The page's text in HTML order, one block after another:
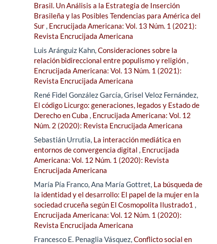
Brasil. Un Análisis a la Estrategia de Inserción
Brasileña y las Posibles Tendencias para América del
Sur, Encrucijada Americana: Vol. 13 Núm. 1 (2021):
Revista Encrucijada Americana
Luis Aránguiz Kahn,Consideraciones sobre la
relación bidireccional entre populismo y religión,
Encrucijada Americana: Vol. 13 Núm. 1 (2021):
Revista Encrucijada Americana
René Fidel González García, Grisel Veloz Fernández,
El código Licurgo: generaciones, legados y Estado de
Derecho en Cuba , Encrucijada Americana: Vol. 12
Núm. 2 (2020): Revista Encrucijada Americana
Sebastián Urrutia, La interacción mediática en
entornos de convergencia digital , Encrucijada
Americana: Vol. 12 Núm. 1 (2020): Revista
Encrucijada Americana
María Pía Franco, Ana María Gottret, La búsqueda de
la identidad y el desarrollo: El papel de la mujer en la
sociedad cruceña según El Cosmopolita Ilustrado1 ,
Encrucijada Americana: Vol. 12 Núm. 1 (2020):
Revista Encrucijada Americana
Francesco E. Penaglia Vásquez,Conflicto social en